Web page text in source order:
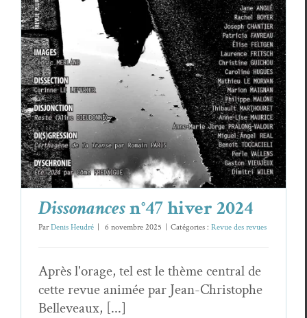
Dissonances n°47 hiver 2024
Revue des revues
Dissonancesn°47 hiver 2024
ParDenis Heudré 6 novembre 2025 Catégories : Revue des revues
Après l'orage, tel est le thème central de
cette revue animée par Jean-Christophe
Belleveaux, [...]